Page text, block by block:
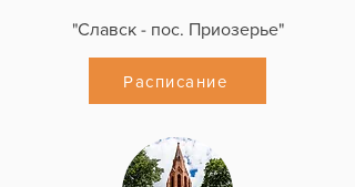
"Славск - пос. Приозерье"
Расписание